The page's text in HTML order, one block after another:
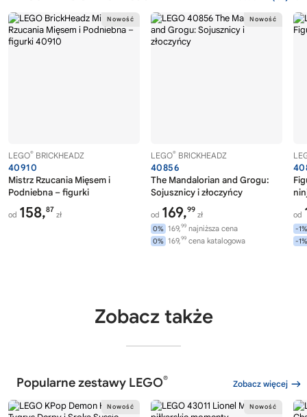
LEGO® BRICKHEADZ
40910
Mistrz Rzucania Mięsem i
Podniebna – figurki
od 158,87
zł
LEGO® BRICKHEADZ
40856
The Mandalorian and Grogu:
Sojusznicy i złoczyńcy
od 169,99
zł
0% 169,99 najniższa cena
0% 169,99 cena katalogowa
od
-1%
-1%
Zobacz także
Popularne zestawy LEGO® Zobacz więcej